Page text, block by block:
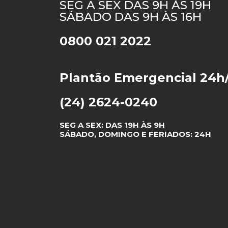
SEG A SEX DAS 9H ÀS 19H
SÁBADO DAS 9H ÀS 16H
0800 021 2022
Plantão Emergencial
(24) 2624-0240
SEG A SEX: DAS 19H ÀS 9H
SÁBADO, DOMINGO E FERIADOS: 24H